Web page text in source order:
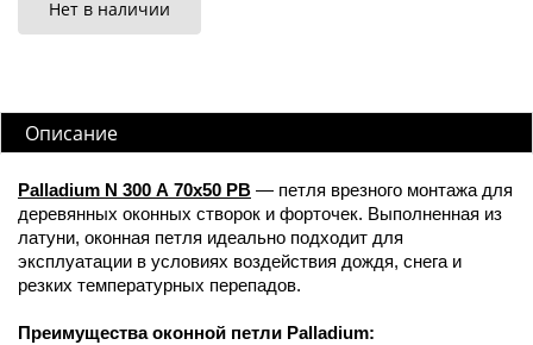
Нет в наличии
Описание
Palladium N 300 А 70х50 PB — петля врезного монтажа для
деревянных оконных створок и форточек. Выполненная из
латуни, оконная петля идеально подходит для
эксплуатации в условиях воздействия дождя, снега и
резких температурных перепадов.
Преимущества оконной петли Palladium: